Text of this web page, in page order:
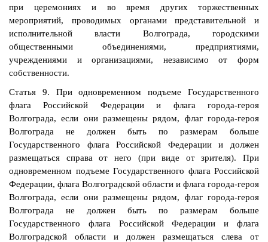
при церемониях и во время других торжественных
мероприятий, проводимых органами представительной и
исполнительной власти Волгограда, городскими
общественными объединениями, предприятиями,
учреждениями и организациями, независимо от форм
собственности.
Статья 9. При одновременном подъеме Государственного
флага Российской Федерации и флага города-героя
Волгограда, если они размещены рядом, флаг города-героя
Волгограда не должен быть по размерам больше
Государственного флага Российской Федерации и должен
размещаться справа от него (при виде от зрителя). При
одновременном подъеме Государственного флага Российской
Федерации, флага Волгоградской области и флага города-героя
Волгограда, если они размещены рядом, флаг города-героя
Волгограда не должен быть по размерам больше
Государственного флага Российской Федерации и флага
Волгоградской области и должен размещаться слева от